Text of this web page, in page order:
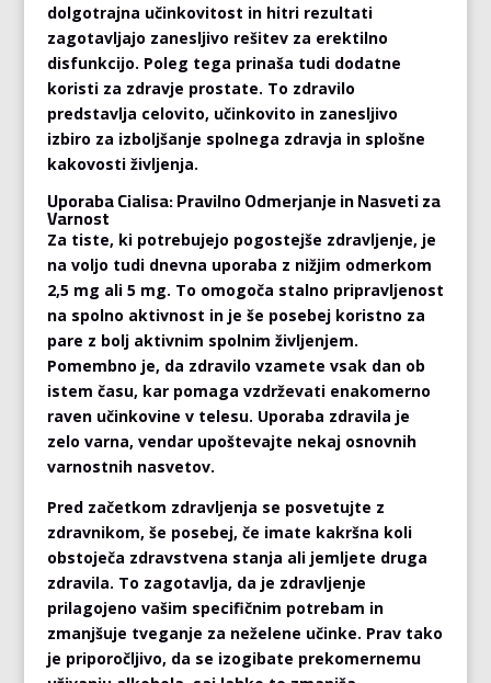
dolgotrajna učinkovitost in hitri rezultati
zagotavljajo zanesljivo rešitev za erektilno
disfunkcijo. Poleg tega prinaša tudi dodatne
koristi za zdravje prostate. To zdravilo
predstavlja celovito, učinkovito in zanesljivo
izbiro za izboljšanje spolnega zdravja in splošne
kakovosti življenja.
Uporaba Cialisa: Pravilno Odmerjanje in Nasveti za
Varnost
Za tiste, ki potrebujejo pogostejše zdravljenje, je
na voljo tudi dnevna uporaba z nižjim odmerkom
2,5 mg ali 5 mg. To omogoča stalno pripravljenost
na spolno aktivnost in je še posebej koristno za
pare z bolj aktivnim spolnim življenjem.
Pomembno je, da zdravilo vzamete vsak dan ob
istem času, kar pomaga vzdrževati enakomerno
raven učinkovine v telesu. Uporaba zdravila je
zelo varna, vendar upoštevajte nekaj osnovnih
varnostnih nasvetov.
Pred začetkom zdravljenja se posvetujte z
zdravnikom, še posebej, če imate kakršna koli
obstoječa zdravstvena stanja ali jemljete druga
zdravila. To zagotavlja, da je zdravljenje
prilagojeno vašim specifičnim potrebam in
zmanjšuje tveganje za neželene učinke. Prav tako
je priporočljivo, da se izogibate prekomernemu